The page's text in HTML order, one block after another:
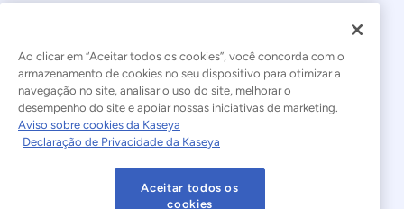
© 2026 Kaseya. Todos os direitos reservados.
Português Brasileiro
Declaração sobre a Escravidão Moderna
Termos de Uso do Site Declaração de Privacidade
Ao clicar em “Aceitar todos os cookies”, você concorda com o
armazenamento de cookies no seu dispositivo para otimizar a
navegação no site, analisar o uso do site, melhorar o
desempenho do site e apoiar nossas iniciativas de marketing.
Aviso sobre cookies da Kaseya
Declaração de Privacidade da Kaseya
Aceitar todos os
cookies